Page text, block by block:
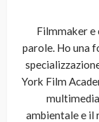
Filmmaker e
parole. Ho una
York Film
ambientale e il